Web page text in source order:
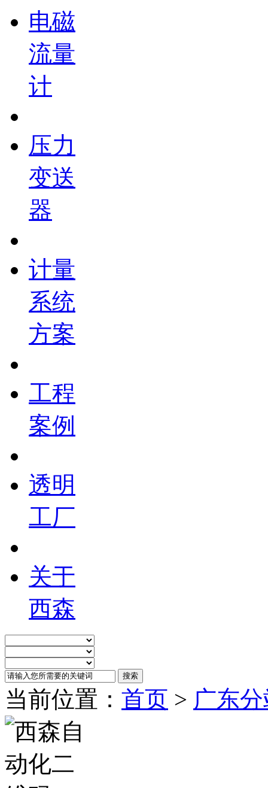
电磁
流量
计
压力
变送
器
计量
系统
方案
工程
案例
透明
工厂
关于
西森
当前位置： 首页 > 广东